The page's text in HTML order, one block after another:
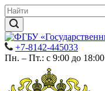
+7-8142-445033
Пн. – Пт.: с 9:00 до 18:00